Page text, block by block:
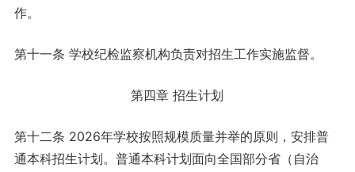
作。
第十一条 学校纪检监察机构负责对招生工作实施监督。
第四章 招生计划
第十二条 2026年学校按照规模质量并举的原则，安排普
通本科招生计划。普通本科计划面向全国部分省（自治